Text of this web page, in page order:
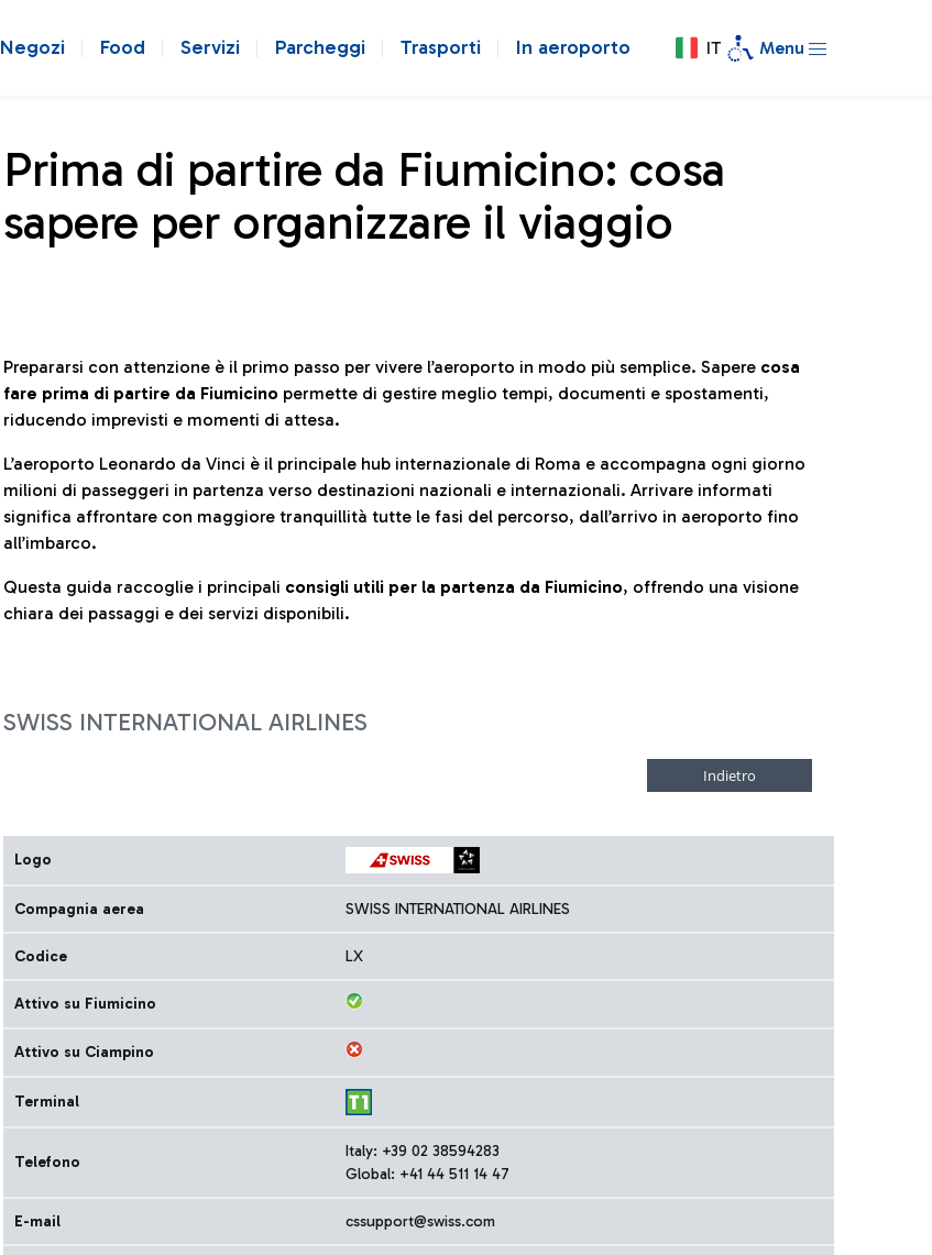
Negozi Food Servizi Parcheggi Trasporti In aeroporto IT Menu
Prima di partire da Fiumicino: cosa
sapere per organizzare il viaggio
Prepararsi con attenzione è il primo passo per vivere l’aeroporto in modo più semplice. Sapere cosa
fare prima di partire da Fiumicino permette di gestire meglio tempi, documenti e spostamenti,
riducendo imprevisti e momenti di attesa.
L’aeroporto Leonardo da Vinci è il principale hub internazionale di Roma e accompagna ogni giorno
milioni di passeggeri in partenza verso destinazioni nazionali e internazionali. Arrivare informati
significa affrontare con maggiore tranquillità tutte le fasi del percorso, dall’arrivo in aeroporto fino
all’imbarco.
Questa guida raccoglie i principali consigli utili per la partenza da Fiumicino, offrendo una visione
chiara dei passaggi e dei servizi disponibili.
SWISS INTERNATIONAL AIRLINES
Logo
Compagnia aerea SWISS INTERNATIONAL AIRLINES
Codice LX
Attivo su Fiumicino
Attivo su Ciampino
Terminal
Telefono
Italy: +39 02 38594283
Global: +41 44 511 14 47
E-mail cssupport@swiss.com